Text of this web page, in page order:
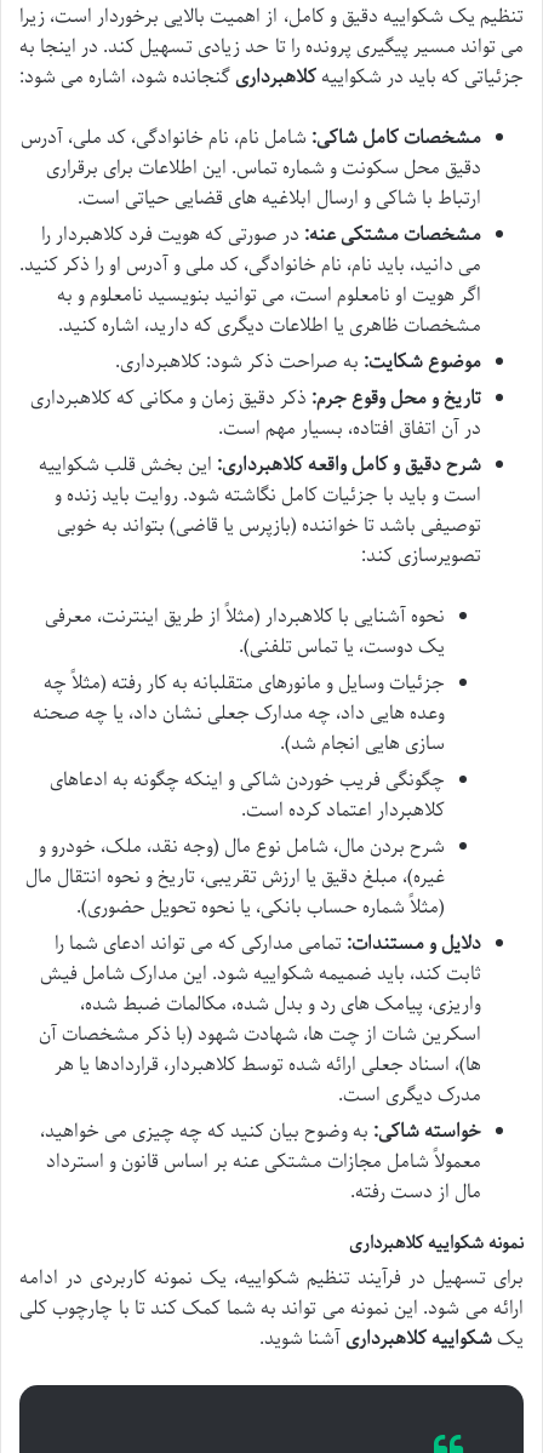
تنظیم یک شکواییه دقیق و کامل، از اهمیت بالایی برخوردار است، زیرا
می تواند مسیر پیگیری پرونده را تا حد زیادی تسهیل کند. در اینجا به
جزئیاتی که باید در شکواییهکلاهبرداریگنجانده شود، اشاره می شود:
مشخصات کامل شاکی: شامل نام، نام خانوادگی، کد ملی، آدرس
دقیق محل سکونت و شماره تماس. این اطلاعات برای برقراری
ارتباط با شاکی و ارسال ابلاغیه های قضایی حیاتی است.
مشخصات مشتکی عنه: در صورتی که هویت فرد کلاهبردار را
می دانید، باید نام، نام خانوادگی، کد ملی و آدرس او را ذکر کنید.
اگر هویت او نامعلوم است، می توانید بنویسید نامعلوم و به
مشخصات ظاهری یا اطلاعات دیگری که دارید، اشاره کنید.
موضوع شکایت: به صراحت ذکر شود: کلاهبرداری.
تاریخ و محل وقوع جرم: ذکر دقیق زمان و مکانی که کلاهبرداری
در آن اتفاق افتاده، بسیار مهم است.
شرح دقیق و کامل واقعه کلاهبرداری: این بخش قلب شکواییه
است و باید با جزئیات کامل نگاشته شود. روایت باید زنده و
توصیفی باشد تا خواننده (بازپرس یا قاضی) بتواند به خوبی
تصویرسازی کند:
نحوه آشنایی با کلاهبردار (مثلاً از طریق اینترنت، معرفی
یک دوست، یا تماس تلفنی).
جزئیات وسایل و مانورهای متقلبانه به کار رفته (مثلاً چه
وعده هایی داد، چه مدارک جعلی نشان داد، یا چه صحنه
سازی هایی انجام شد).
چگونگی فریب خوردن شاکی و اینکه چگونه به ادعاهای
کلاهبردار اعتماد کرده است.
شرح بردن مال، شامل نوع مال (وجه نقد، ملک، خودرو و
غیره)، مبلغ دقیق یا ارزش تقریبی، تاریخ و نحوه انتقال مال
(مثلاً شماره حساب بانکی، یا نحوه تحویل حضوری).
دلایل و مستندات:تمامی مدارکی که می تواند ادعای شما را
ثابت کند، باید ضمیمه شکواییه شود. این مدارک شامل فیش
واریزی، پیامک های رد و بدل شده، مکالمات ضبط شده،
اسکرین شات از چت ها، شهادت شهود (با ذکر مشخصات آن
ها)، اسناد جعلی ارائه شده توسط کلاهبردار، قراردادها یا هر
مدرک دیگری است.
خواسته شاکی: به وضوح بیان کنید که چه چیزی می خواهید،
معمولاً شامل مجازات مشتکی عنه بر اساس قانون و استرداد
مال از دست رفته.
نمونه شکواییه کلاهبرداری
برای تسهیل در فرآیند تنظیم شکواییه، یک نمونه کاربردی در ادامه
ارائه می شود. این نمونه می تواند به شما کمک کند تا با چارچوب کلی
یکشکواییه کلاهبرداریآشنا شوید.